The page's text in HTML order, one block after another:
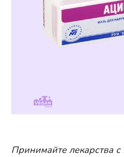
Принимайтелекарства